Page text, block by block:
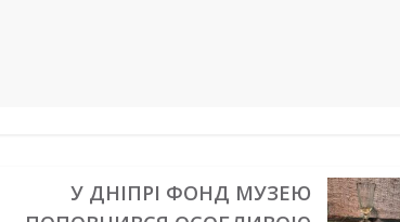
У ДНІПРІ ФОНД МУЗЕЮ